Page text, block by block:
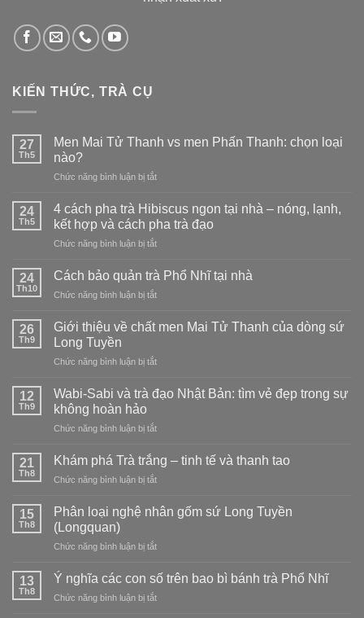
KIẾN THỨC, TRÀ CỤ
27
Th5
Men Mai Tử Thanh vs men Phấn Thanh: chọn loại
nào?
Chức năng bình luận bị tắtở
Mai
Tử
Thanh
vs
Phấn
chọn
nào?
24
Th5
4 cách pha trà Hibiscus ngon tại nhà – nóng, lạnh,
kết hợp và cách pha trà đạo
Chức năng bình luận bị tắtở
cách
trà
ngon
–
lạnh,
pha
trà
24
Th10
Cách bảo quản trà Phổ Nhĩ tại nhà
Chức năng bình luận bị tắtở
Phổ
tại
26
Th9
Giới thiệu về chất men Mai Tử Thanh của dòng sứ
Long Tuyền
Chức năng bình luận bị tắtở
thiệu
về
men
Tử
của
sứ
12
Th9
Wabi-Sabi và trà đạo Nhật Bản: tìm vẻ đẹp trong sự
không hoàn hảo
Chức năng bình luận bị tắtở
và
trà
Nhật
vẻ
trong
21
Th8
Khám phá Trà trắng – tinh tế và thanh tao
Chức năng bình luận bị tắtở
phá
–
tế
thanh
15
Th8
Phân loại nghệ nhân gốm sứ Long Tuyền
(Longquan)
Chức năng bình luận bị tắtở
loại
nhân
13
Th8
Ý nghĩa các con số trên bao bì bánh trà Phổ Nhĩ
Chức năng bình luận bị tắtở